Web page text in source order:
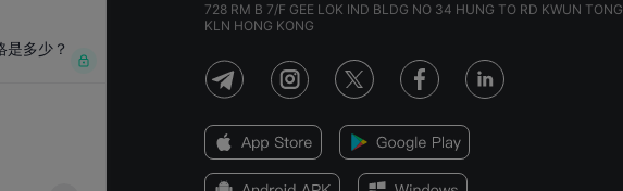
728 RM B 7/F GEE LOK IND BLDG NO 34 HUNG TO RD KWUN TONG
KLN HONG KONG